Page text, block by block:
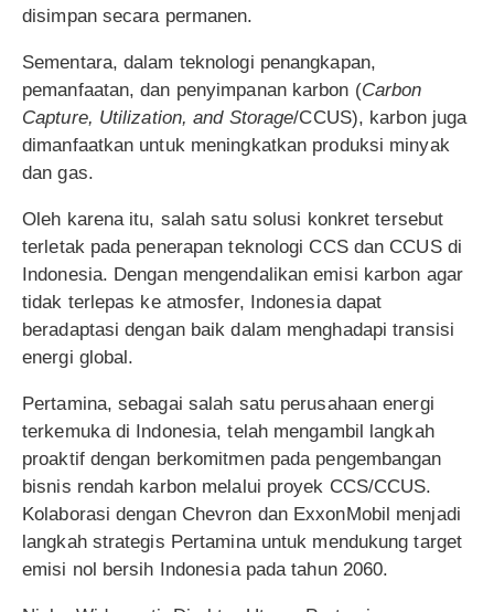
disimpan secara permanen.
Sementara, dalam teknologi penangkapan,
pemanfaatan, dan penyimpanan karbon (Carbon
Capture, Utilization, and Storage/CCUS), karbon juga
dimanfaatkan untuk meningkatkan produksi minyak
dan gas.
Oleh karena itu, salah satu solusi konkret tersebut
terletak pada penerapan teknologi CCS dan CCUS di
Indonesia. Dengan mengendalikan emisi karbon agar
tidak terlepas ke atmosfer, Indonesia dapat
beradaptasi dengan baik dalam menghadapi transisi
energi global.
Pertamina, sebagai salah satu perusahaan energi
terkemuka di Indonesia, telah mengambil langkah
proaktif dengan berkomitmen pada pengembangan
bisnis rendah karbon melalui proyek CCS/CCUS.
Kolaborasi dengan Chevron dan ExxonMobil menjadi
langkah strategis Pertamina untuk mendukung target
emisi nol bersih Indonesia pada tahun 2060.